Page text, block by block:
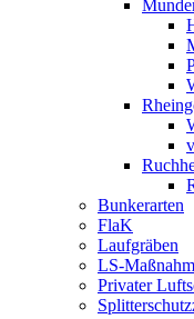
Bunkerarten
FlaK
Laufgräben
LS-
Privater